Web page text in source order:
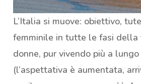
L’Italia si muove: obiettivo,
femminile in tutte le fasi della
donne, pur vivendo più a
(l’aspettativa è aumentata,